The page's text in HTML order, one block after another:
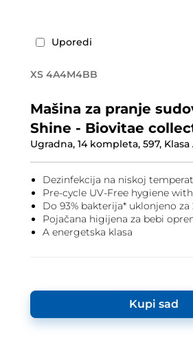
Uporedi
XS 4A4M4BB
Mašina za pranje
Shine - Biovitae
Ugradna, 14 kompleta, 597, Klasa
Dezinfekcija na niskoj
Pre-cycle UV-Free hygiene
Do 93% bakterija* uklonjeno za
Pojačana higijena za bebi
A energetska klasa
Kupi sad